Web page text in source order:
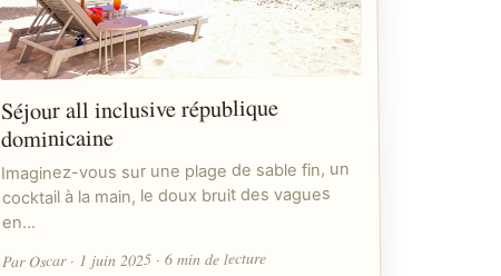
Séjour all inclusive république
dominicaine
Imaginez-vous sur une plage de sable fin, un
cocktail à la main, le doux bruit des vagues
en…
Par Oscar · 1 juin 2025 · 6 min de lecture